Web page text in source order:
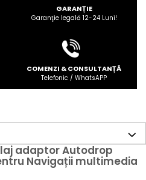
GARANȚIE
Garanţie legală 12-24 Luni!
COMENZI & CONSULTANȚĂ
Telefonic / WhatsAPP
adaptor Autodrop
Navigații multimedia